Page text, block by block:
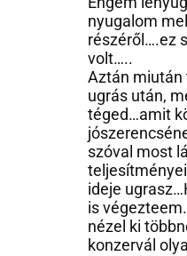
Engem
nyugalom
részéről….ez
volt…..
Aztán miután
ugrás után,
téged…amit
szóval most
ideje
is
nézel ki